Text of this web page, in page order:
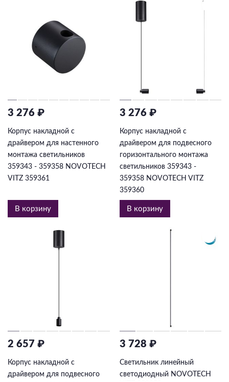
3 276 ₽
Корпус накладной с
драйвером для настенного
монтажа светильников
359343 - 359358 NOVOTECH
VITZ 359361
В корзину
3 276 ₽
Корпус накладной с
драйвером для подвесного
горизонтального монтажа
светильников 359343 -
359358 NOVOTECH VITZ
359360
В корзину
2 657 ₽
Корпус накладной с
драйвером для подвесного
3 728 ₽
Светильник линейный
светодиодный NOVOTECH